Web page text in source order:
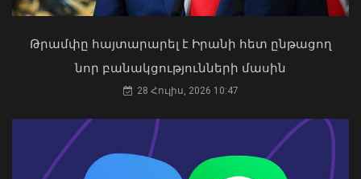
«Ուժեղ Հայաստան»-ը դեմ է
քվեարկելու ԱԺ նախագահի
պաշտոնում Ռուբեն Ռուբինյանի
03 Օգոստոս, 2026 13:13
Թրամփը հայտարարել է Իրանի հետ ընթացող
նոր բանակցությունների մասին
28 Հուլիս, 2026 10:47